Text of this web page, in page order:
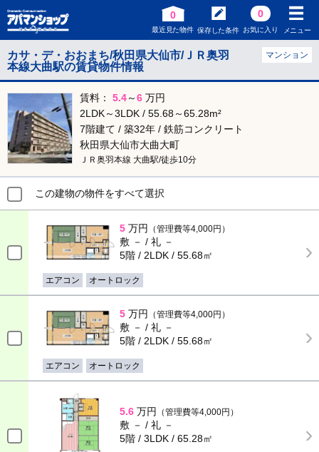
0
最近見た物件 保存した条件
0
お気に入り メニュー
カサ・デ・おおまち/秋田県大仙市/ＪＲ奥羽
本線大曲駅の賃貸物件情報
マンション
賃料： 5.4～6 万円
2LDK～3LDK / 55.68～65.28m²
7階建て / 築32年 / 鉄筋コンクリート
秋田県大仙市大曲大町
ＪＲ奥羽本線 大曲駅/徒歩10分
この建物の物件をすべて選択
5 万円 （管理費等4,000円）
敷 － / 礼 －
5階 / 2LDK / 55.68㎡
エアコン オートロック
5 万円 （管理費等4,000円）
敷 － / 礼 －
5階 / 2LDK / 55.68㎡
エアコン オートロック
5.6 万円 （管理費等4,000円）
敷 － / 礼 －
5階 / 3LDK / 65.28㎡